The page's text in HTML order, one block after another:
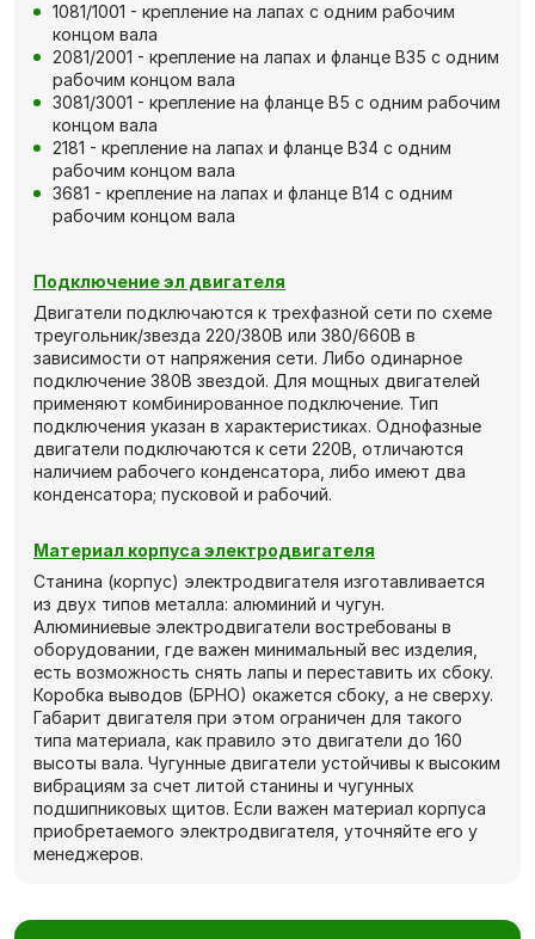
1081/1001 - крепление на лапах с одним рабочим
концом вала
2081/2001 - крепление на лапах и фланце В35 с одним
рабочим концом вала
3081/3001 - крепление на фланце В5 с одним рабочим
концом вала
2181 - крепление на лапах и фланце В34 с одним
рабочим концом вала
3681 - крепление на лапах и фланце В14 с одним
рабочим концом вала
Подключение эл двигателя
Двигатели подключаются к трехфазной сети по схеме
треугольник/звезда 220/380В или 380/660В в
зависимости от напряжения сети. Либо одинарное
подключение 380В звездой. Для мощных двигателей
применяют комбинированное подключение. Тип
подключения указан в характеристиках. Однофазные
двигатели подключаются к сети 220В, отличаются
наличием рабочего конденсатора, либо имеют два
конденсатора; пусковой и рабочий.
Материал корпуса электродвигателя
Станина (корпус) электродвигателя изготавливается
из двух типов металла: алюминий и чугун.
Алюминиевые электродвигатели востребованы в
оборудовании, где важен минимальный вес изделия,
есть возможность снять лапы и переставить их сбоку.
Коробка выводов (БРНО) окажется сбоку, а не сверху.
Габарит двигателя при этом ограничен для такого
типа материала, как правило это двигатели до 160
высоты вала. Чугунные двигатели устойчивы к высоким
вибрациям за счет литой станины и чугунных
подшипниковых щитов. Если важен материал корпуса
приобретаемого электродвигателя, уточняйте его у
менеджеров.